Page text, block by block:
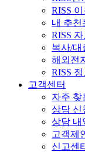
RISS
내 추천
RISS
복사/대
해외전
RISS
고객센터
자주 찾
상담 신
상담 내
고객제
신고센